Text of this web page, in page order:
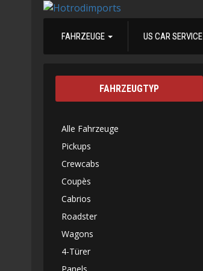
FAHRZEUGE US CAR SERVICE
FAHRZEUGTYP
Alle Fahrzeuge
Pickups
Crewcabs
Coupès
Cabrios
Roadster
Wagons
4-Türer